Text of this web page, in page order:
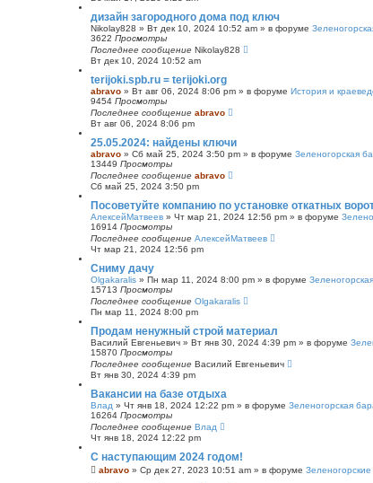
к
дизайн загородного дома под ключ
Nikolay828 » Вт дек 10, 2024 10:52 am » в форуме
3622 Просмотры
Последнее сообщение Nikolay828
Вт дек 10, 2024 10:52 am
terijoki.spb.ru = terijoki.org
abravo » Вт авг 06, 2024 8:06 pm » в форуме История и
9454 Просмотры
Последнее сообщение abravo
Вт авг 06, 2024 8:06 pm
25.05.2024: найдены ключи
abravo » Сб май 25, 2024 3:50 pm » в форуме Зеленогорская
13449 Просмотры
Последнее сообщение abravo
Сб май 25, 2024 3:50 pm
Посоветуйте компанию по установке откатных
АлексейМатвеев » Чт мар 21, 2024 12:56 pm » в форуме
16914 Просмотры
Последнее сообщение АлексейМатвеев
Чт мар 21, 2024 12:56 pm
Сниму дачу
Olgakaralis » Пн мар 11, 2024 8:00 pm » в форуме
15713 Просмотры
Последнее сообщение Olgakaralis
Пн мар 11, 2024 8:00 pm
Продам ненужный строй материал
Василий Евгеньевич » Вт янв 30, 2024 4:39 pm » в форуме
15870 Просмотры
Последнее сообщение Василий Евгеньевич
Вт янв 30, 2024 4:39 pm
Вакансии на базе отдыха
Влад » Чт янв 18, 2024 12:22 pm » в форуме Зеленогорская
16264 Просмотры
Последнее сообщение Влад
Чт янв 18, 2024 12:22 pm
С наступающим 2024 годом!
abravo » Ср дек 27, 2023 10:51 am » в форуме